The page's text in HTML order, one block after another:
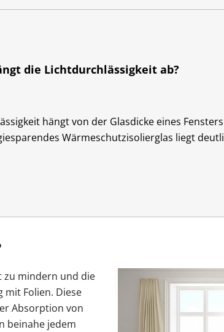
die Lichtdurchlässigkeit ab?
hängt von der Glasdicke eines
Wärmeschutzisolierglas liegt
zu mindern und die
mit Folien. Diese
Absorption von
beinahe jedem